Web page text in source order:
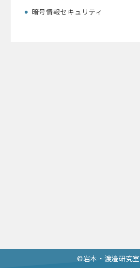
暗号情報セキュリティ
©︎岩本・渡邉研究室